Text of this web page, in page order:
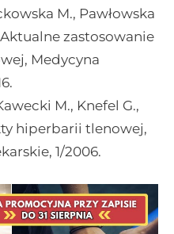
M., Pawłowska
zastosowanie
Medycyna
M., Knefel G.,
hiperbarii tlenowej,
1/2006.